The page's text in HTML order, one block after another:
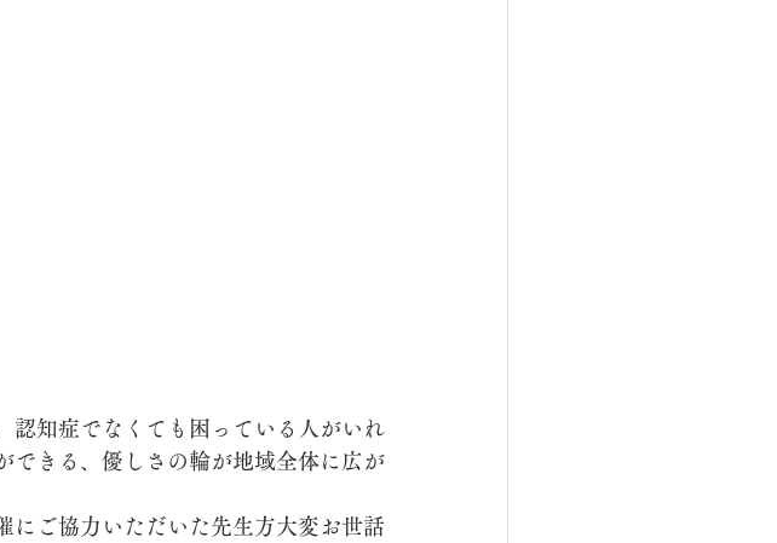
認知症でなくても困っている人がいれ
できる、優しさの輪が地域全体に広が
にご協力いただいた先生方大変お世話